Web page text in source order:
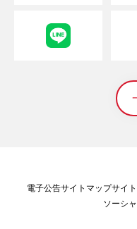
電子公告サイトマップサイ
ソーシ